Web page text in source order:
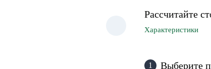
Рассчитайте
Характеристики
1 Выберите